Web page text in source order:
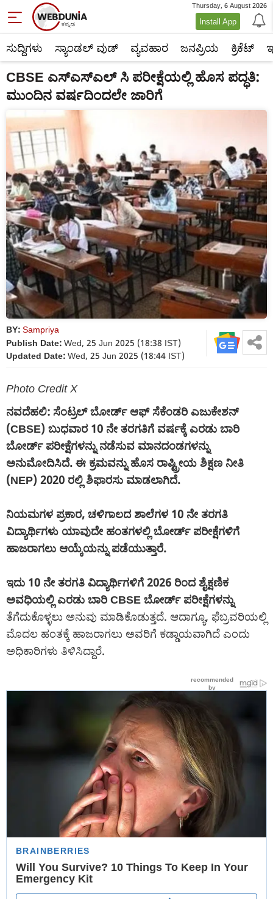
Thursday, 6 August 2026
Install App
ಸುದ್ದಿಗಳು ಸ್ಯಾಂಡಲ್ ವುಡ್ ವ್ಯವಹಾರ ಜನಪ್ರಿಯ ಕ್ರಿಕೆಟ್‌
CBSE ಎಸ್ಎಸ್ಎಲ್ ಸಿ ಪರೀಕ್ಷೆಯಲ್ಲಿ ಹೊಸ ಪದ್ಧತಿ:
ಮುಂದಿನ ವರ್ಷದಿಂದಲೇ ಜಾರಿಗೆ
BY: Sampriya
Publish Date: Wed, 25 Jun 2025 (18:38 IST)
Updated Date: Wed, 25 Jun 2025 (18:44 IST)
Photo Credit X
ನವದೆಹಲಿ: ಸೆಂಟ್ರಲ್ ಬೋರ್ಡ್ ಆಫ್ ಸೆಕೆಂಡರಿ ಎಜುಕೇಶನ್
(CBSE) ಬುಧವಾರ 10 ನೇ ತರಗತಿಗೆ ವರ್ಷಕ್ಕೆ ಎರಡು ಬಾರಿ
ಬೋರ್ಡ್ ಪರೀಕ್ಷೆಗಳನ್ನು ನಡೆಸುವ ಮಾನದಂಡಗಳನ್ನು
ಅನುಮೋದಿಸಿದೆ. ಈ ಕ್ರಮವನ್ನು ಹೊಸ ರಾಷ್ಟ್ರೀಯ ಶಿಕ್ಷಣ ನೀತಿ
(NEP) 2020 ರಲ್ಲಿ ಶಿಫಾರಸು ಮಾಡಲಾಗಿದೆ.
ನಿಯಮಗಳ ಪ್ರಕಾರ, ಚಳಿಗಾಲದ ಶಾಲೆಗಳ 10 ನೇ ತರಗತಿ
ವಿದ್ಯಾರ್ಥಿಗಳು ಯಾವುದೇ ಹಂತಗಳಲ್ಲಿ ಬೋರ್ಡ್ ಪರೀಕ್ಷೆಗಳಿಗೆ
ಹಾಜರಾಗಲು ಆಯ್ಕೆಯನ್ನು ಪಡೆಯುತ್ತಾರೆ.
ಇದು 10 ನೇ ತರಗತಿ ವಿದ್ಯಾರ್ಥಿಗಳಿಗೆ 2026 ರಿಂದ ಶೈಕ್ಷಣಿಕ
ಅವಧಿಯಲ್ಲಿ ಎರಡು ಬಾರಿ CBSE ಬೋರ್ಡ್ ಪರೀಕ್ಷೆಗಳನ್ನು
ತೆಗೆದುಕೊಳ್ಳಲು ಅನುವು ಮಾಡಿಕೊಡುತ್ತದೆ. ಆದಾಗ್ಯೂ, ಫೆಬ್ರವರಿಯಲ್ಲಿ
ಮೊದಲ ಹಂತಕ್ಕೆ ಹಾಜರಾಗಲು ಅವರಿಗೆ ಕಡ್ಡಾಯವಾಗಿದೆ ಎಂದು
ಅಧಿಕಾರಿಗಳು ತಿಳಿಸಿದ್ದಾರೆ.